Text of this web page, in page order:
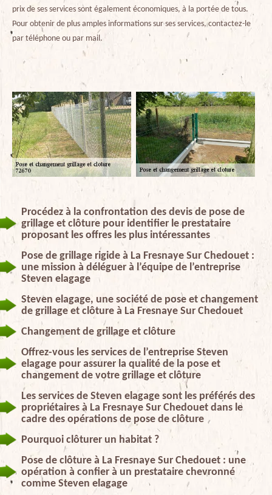
prix de ses services sont également économiques, à la portée de tous.
Pour obtenir de plus amples informations sur ses services, contactez-le
par téléphone ou par mail.
Procédez à la confrontation des devis de pose de
grillage et clôture pour identifier le prestataire
proposant les offres les plus intéressantes
Pose de grillage rigide à La Fresnaye Sur Chedouet :
une mission à déléguer à l’équipe de l’entreprise
Steven elagage
Steven elagage, une société de pose et changement
de grillage et clôture à La Fresnaye Sur Chedouet
Changement de grillage et clôture
Offrez-vous les services de l’entreprise Steven
elagage pour assurer la qualité de la pose et
changement de votre grillage et clôture
Les services de Steven elagage sont les préférés des
propriétaires à La Fresnaye Sur Chedouet dans le
cadre des opérations de pose de clôture
Pourquoi clôturer un habitat ?
Pose de clôture à La Fresnaye Sur Chedouet : une
opération à confier à un prestataire chevronné
comme Steven elagage